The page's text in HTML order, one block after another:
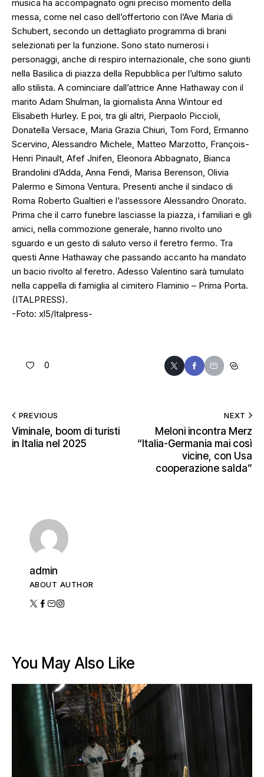
musica ha accompagnato ogni preciso momento della
messa, come nel caso dell’offertorio con l’Ave Maria di
Schubert, secondo un dettagliato programma di brani
selezionati per la funzione. Sono stato numerosi i
personaggi, anche di respiro internazionale, che sono giunti
nella Basilica di piazza della Repubblica per l’ultimo saluto
allo stilista. A cominciare dall’attrice Anne Hathaway con il
marito Adam Shulman, la giornalista Anna Wintour ed
Elisabeth Hurley. E poi, tra gli altri, Pierpaolo Piccioli,
Donatella Versace, Maria Grazia Chiuri, Tom Ford, Ermanno
Scervino, Alessandro Michele, Matteo Marzotto, François-
Henri Pinault, Afef Jnifen, Eleonora Abbagnato, Bianca
Brandolini d’Adda, Anna Fendi, Marisa Berenson, Olivia
Palermo e Simona Ventura. Presenti anche il sindaco di
Roma Roberto Gualtieri e l’assessore Alessandro Onorato.
Prima che il carro funebre lasciasse la piazza, i familiari e gli
amici, nella commozione generale, hanno rivolto uno
sguardo e un gesto di saluto verso il feretro fermo. Tra
questi Anne Hathaway che passando accanto ha mandato
un bacio rivolto al feretro. Adesso Valentino sarà tumulato
nella cappella di famiglia al cimitero Flaminio – Prima Porta.
(ITALPRESS).
-Foto: xl5/Italpress-
0
PREVIOUS
Viminale, boom di turisti
in Italia nel 2025
NEXT
Meloni incontra Merz
“Italia-Germania mai così
vicine, con Usa
cooperazione salda”
admin
ABOUT AUTHOR
You May Also Like